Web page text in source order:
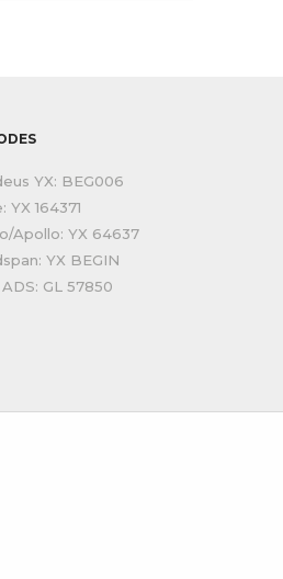
YX: BEG006
YX 164371
Apollo: YX 64637
YX BEGIN
ADS: GL 57850